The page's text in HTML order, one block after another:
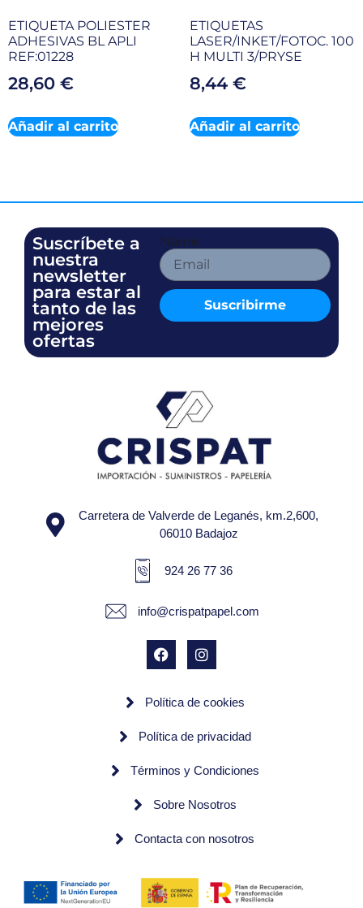
ETIQUETA POLIESTER
ADHESIVAS BL APLI
REF:01228
28,60 €
Añadir al carrito
ETIQUETAS
LASER/INKET/FOTOC. 100
H MULTI 3/PRYSE
8,44 €
Añadir al carrito
Name
Suscribirme
Suscríbete a
nuestra
newsletter
para estar al
tanto de las
mejores
ofertas
Carretera de Valverde de Leganés, km.2,600,
06010 Badajoz
924 26 77 36
info@crispatpapel.com
Política de cookies
Política de privacidad
Términos y Condiciones
Sobre Nosotros
Contacta con nosotros